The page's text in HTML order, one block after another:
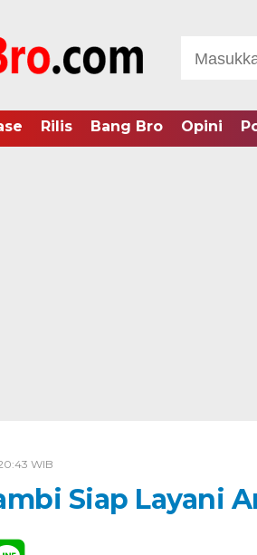
Rilis Bang Bro Opini
WIB
Siap Layani